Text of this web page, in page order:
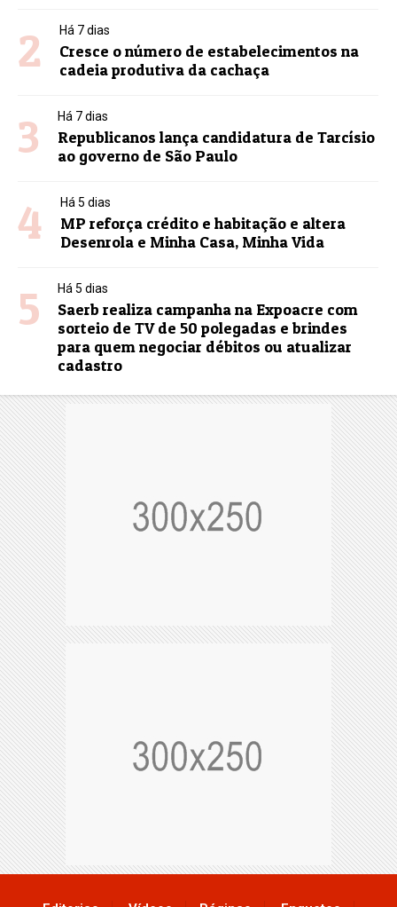
2 Há 7 dias
Cresce o número de estabelecimentos na
cadeia produtiva da cachaça
3 Há 7 dias
Republicanos lança candidatura de Tarcísio
ao governo de São Paulo
4 Há 5 dias
MP reforça crédito e habitação e altera
Desenrola e Minha Casa, Minha Vida
5 Há 5 dias
Saerb realiza campanha na Expoacre com
sorteio de TV de 50 polegadas e brindes
para quem negociar débitos ou atualizar
cadastro